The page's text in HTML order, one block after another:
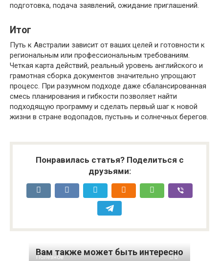
подготовка, подача заявлений, ожидание приглашений.
Итог
Путь к Австралии зависит от ваших целей и готовности к
региональным или профессиональным требованиям.
Четкая карта действий, реальный уровень английского и
грамотная сборка документов значительно упрощают
процесс. При разумном подходе даже сбалансированная
смесь планирования и гибкости позволяет найти
подходящую программу и сделать первый шаг к новой
жизни в стране водопадов, пустынь и солнечных берегов.
Понравилась статья? Поделиться с
друзьями:
Вам также может быть интересно
Полезное 0